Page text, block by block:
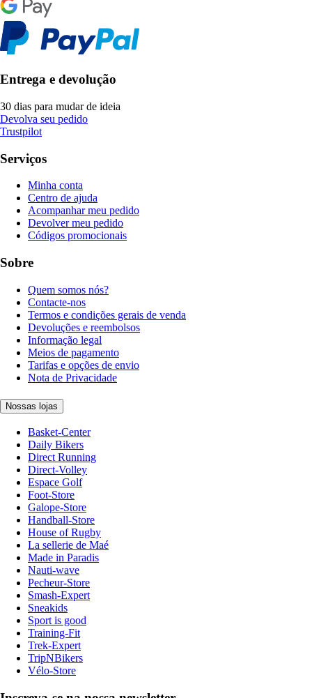
Entrega e devolução
30 dias para mudar de ideia
Devolva seu pedido
Trustpilot
Serviços
Minha conta
Centro de ajuda
Acompanhar meu pedido
Devolver meu pedido
Códigos promocionais
Sobre
Quem somos nós?
Contacte-nos
Termos e condições gerais de venda
Devoluções e reembolsos
Informação legal
Meios de pagamento
Tarifas e opções de envio
Nota de Privacidade
Nossas lojas
Basket-Center
Daily Bikers
Direct Running
Direct-Volley
Espace Golf
Foot-Store
Galope-Store
Handball-Store
House of Rugby
La sellerie de Maé
Made in Paradis
Nauti-wave
Pecheur-Store
Smash-Expert
Sneakids
Sport is good
Training-Fit
Trek-Expert
TripNBikers
Vélo-Store